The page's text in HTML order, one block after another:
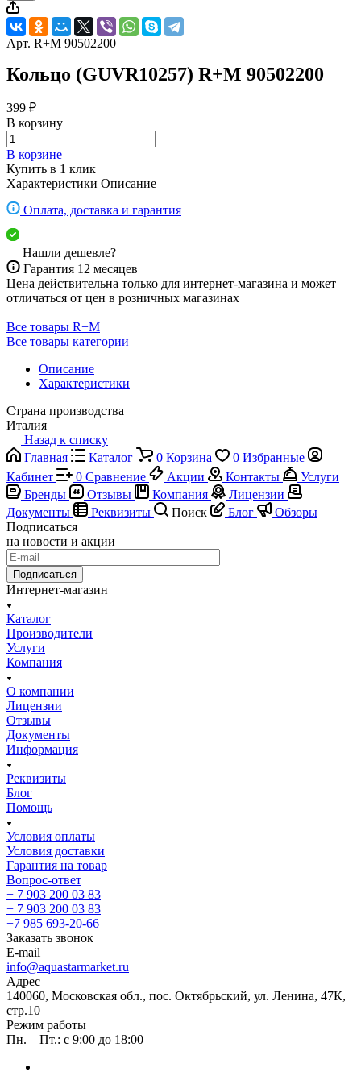
Арт. R+M 90502200
Кольцо (GUVR10257) R+M 90502200
399 ₽
В корзину
В корзине
Купить в 1 клик
Характеристики Описание
Оплата, доставка и гарантия
Нашли дешевле?
Гарантия 12 месяцев
Цена действительна только для интернет-магазина и может
отличаться от цен в розничных магазинах
Все товары R+M
Все товары категории
Описание
Характеристики
Страна производства
Италия
Назад к списку
Главная
Каталог 0 Корзина 0 Избранные
Кабинет
0 Сравнение Акции Контакты
Услуги
Бренды
Отзывы Компания
Лицензии
Документы
Реквизиты Поиск Блог
Обзоры
Подписаться
на новости и акции
Подписаться
Интернет-магазин
Каталог
Производители
Услуги
Компания
О компании
Лицензии
Отзывы
Документы
Информация
Реквизиты
Блог
Помощь
Условия оплаты
Условия доставки
Гарантия на товар
Вопрос-ответ
+ 7 903 200 03 83
+ 7 903 200 03 83
+7 985 693-20-66
Заказать звонок
E-mail
info@aquastarmarket.ru
Адрес
140060, Московская обл., пос. Октябрьский, ул. Ленина, 47К,
стр.10
Режим работы
Пн. – Пт.: с 9:00 до 18:00